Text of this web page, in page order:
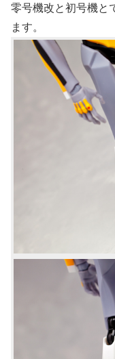
零号機改と初号機と
ます。